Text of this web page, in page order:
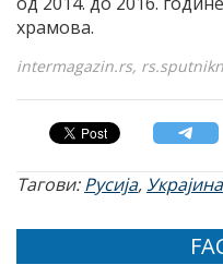
храмова.
intermagazin.rs,
Тагови:Русија,Украјина